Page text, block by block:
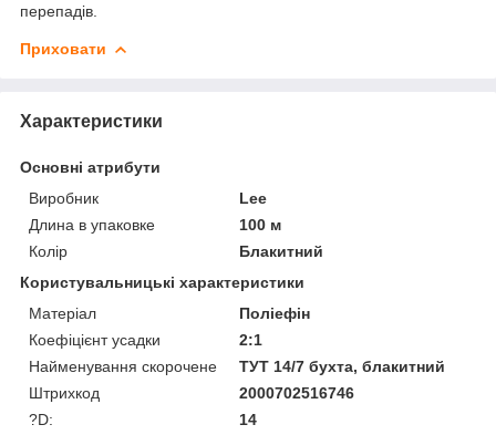
перепадів.
Приховати
Характеристики
Основні атрибути
Виробник
Lee
Длина в упаковке
100 м
Колір
Блакитний
Користувальницькі характеристики
Матеріал
Поліефін
Коефіцієнт усадки
2:1
Найменування скорочене
ТУТ 14/7 бухта, блакитний
Штрихкод
2000702516746
?D:
14